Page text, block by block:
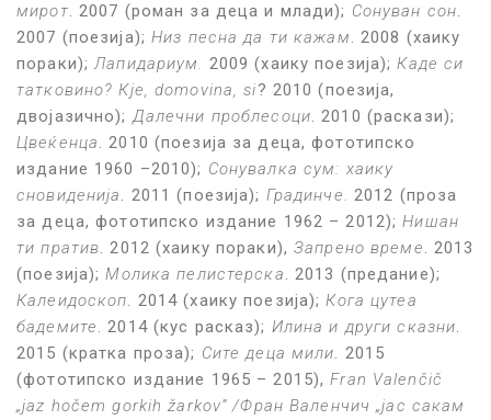
мирот . 2007 (роман за деца и млади); Сонуван сон
2007 (поезија); Низ песна да ти кажам . 2008 (хаику
пораки); Лапидариум. 2009 (хаику поезија);Каде си
татковино? Кje, domovina, si? 2010 (поезија,
двојазично); Далечни проблесоци . 2010 (раскази);
Цвеќенца
. 2010 (поезија за деца, фототипско
издание 1960 –2010); Сонувалка сум: хаику
сновиденија
. 2011 (поезија); Градинче.
2012 (проза
за деца, фототипско издание 1962 – 2012);Нишан
ти пратив . 2012 (хаику пораки), Запрено време . 2013
(поезија);Молика пелистерска . 2013 (предание);
Калеидоскоп . 2014 (хаику поезија);Кога цутеа
бадемите
. 2014 (кус расказ); Илина и други сказни
2015 (кратка проза); Сите деца мили . 2015
(фототипско издание 1965 – 2015),Fran Valenčič
„jaz hočem gorkih žarkov“ /Фран Валенчич „јас сакам